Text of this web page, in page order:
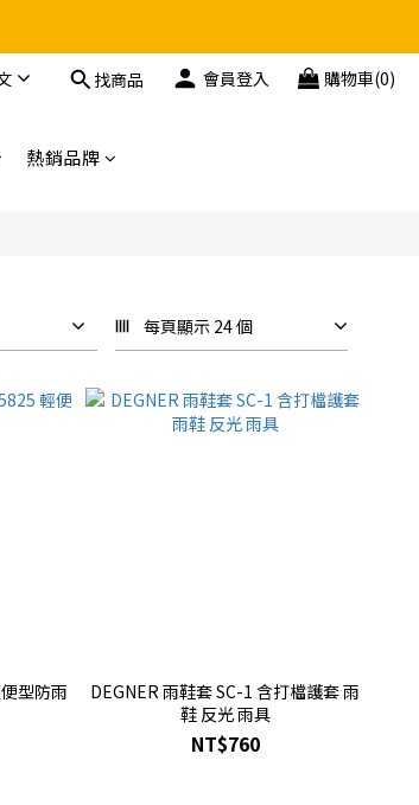
找商品 會員登入 購物車(0)
熱銷品牌
每頁顯示 24 個
型防雨
DEGNER 雨鞋套 SC-1 含打檔護套 雨
鞋 反光 雨具
NT$760